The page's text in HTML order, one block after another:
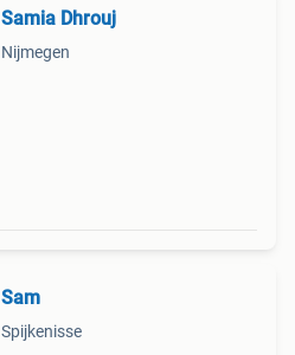
Samia Dhrouj
Nijmegen
Sam
Spijkenisse